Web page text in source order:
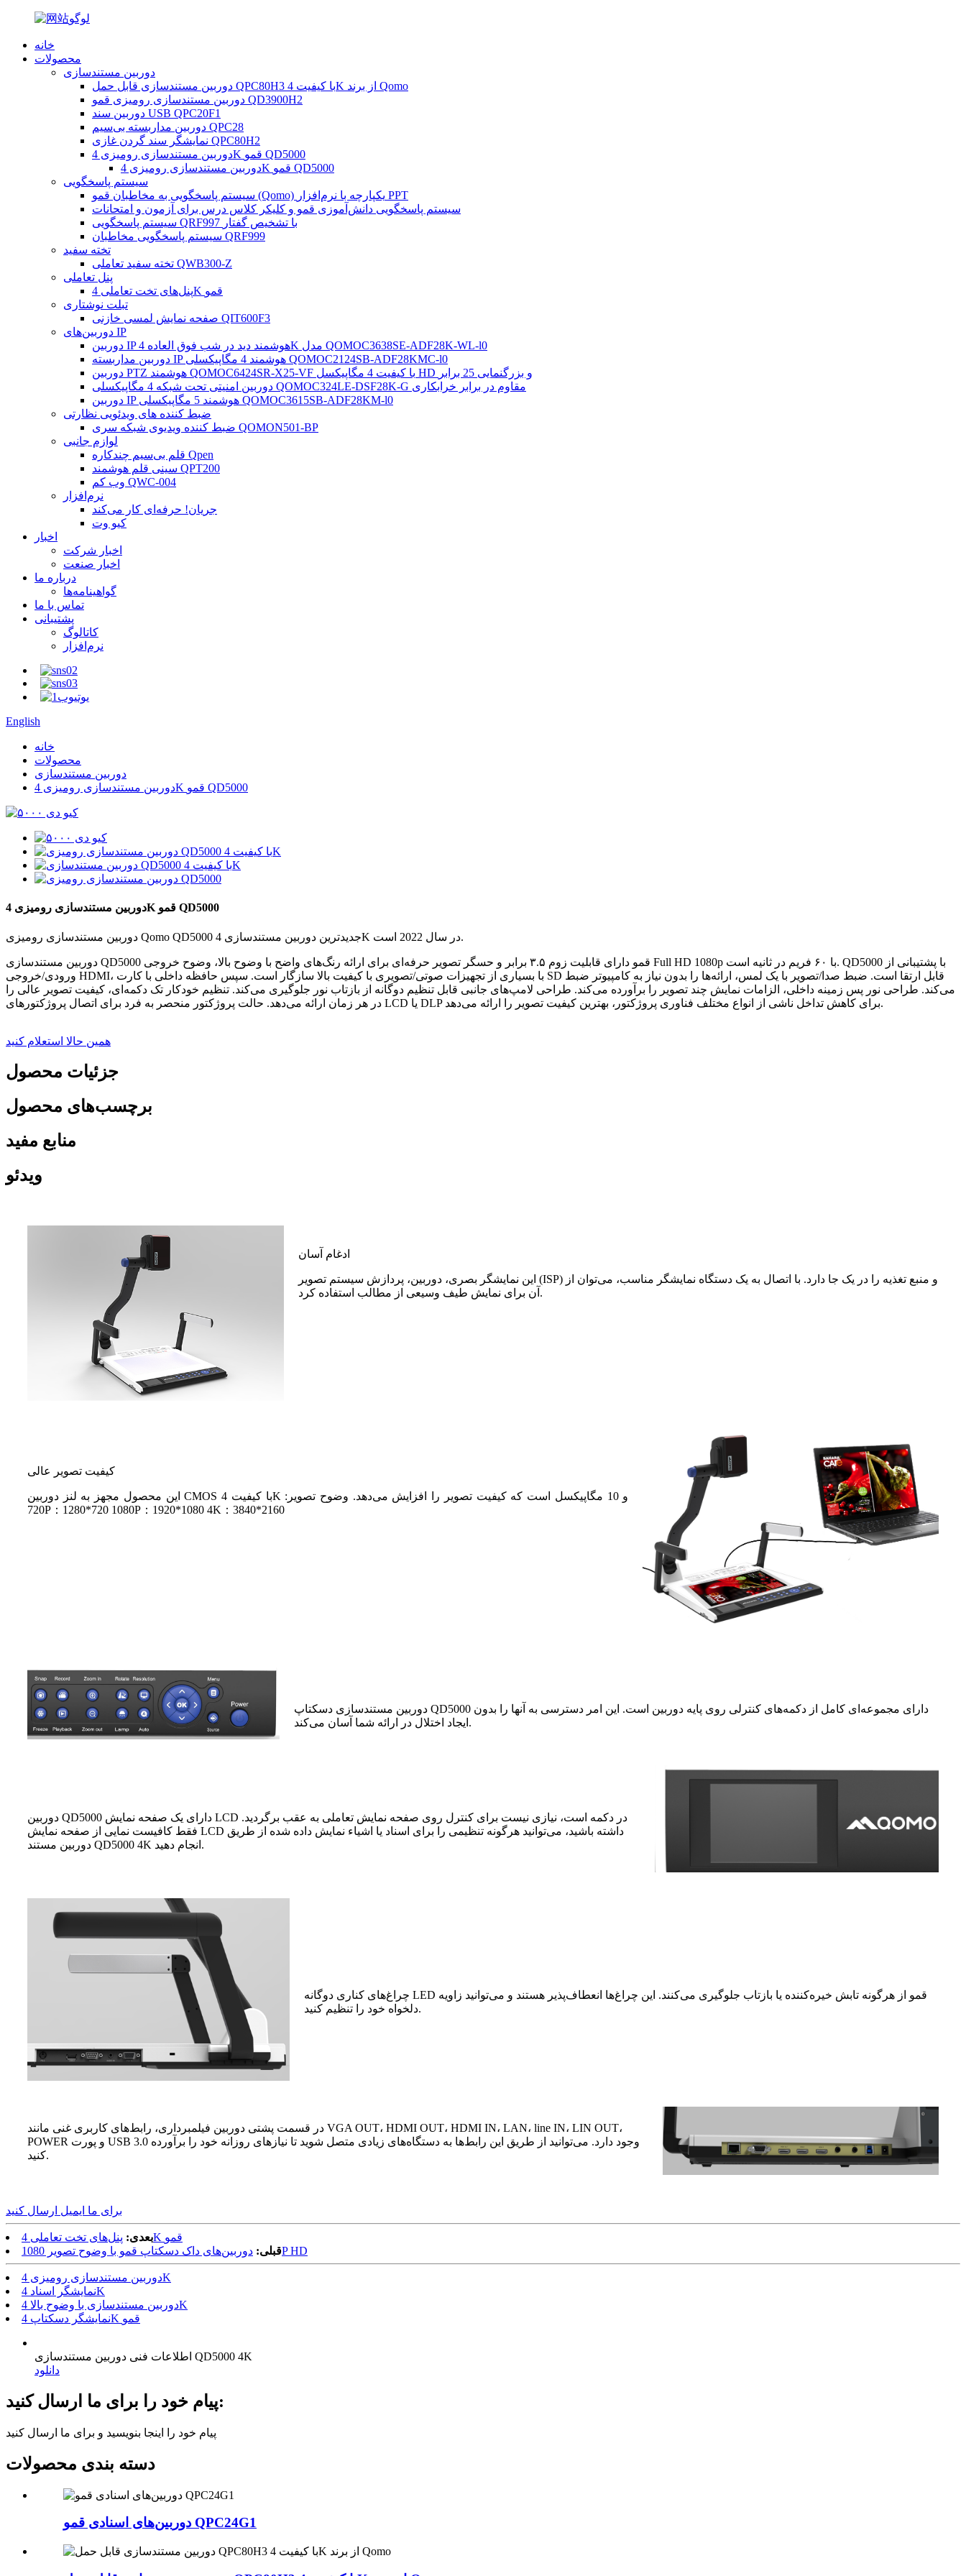
خانه
محصولات
دوربین مستندسازی
دوربین مستندسازی قابل حمل QPC80H3 با کیفیت 4K از برند Qomo
دوربین مستندسازی رومیزی قمو QD3900H2
دوربین سند USB QPC20F1
دوربین مداربسته بی‌سیم QPC28
نمایشگر سند گردن غازی QPC80H2
دوربین مستندسازی رومیزی 4K قمو QD5000
دوربین مستندسازی رومیزی 4K قمو QD5000
سیستم پاسخگویی
سیستم پاسخگویی به مخاطبان قمو (Qomo) یکپارچه با نرم‌افزار PPT
سیستم پاسخگویی دانش‌آموزی قمو و کلیکر کلاس درس برای آزمون و امتحانات
سیستم پاسخگویی QRF997 با تشخیص گفتار
سیستم پاسخگویی مخاطبان QRF999
تخته سفید
تخته سفید تعاملی QWB300-Z
پنل تعاملی
پنل‌های تخت تعاملی 4K قمو
تبلت نوشتاری
صفحه نمایش لمسی خازنی QIT600F3
دوربین‌های IP
دوربین IP هوشمند دید در شب فوق العاده 4K مدل QOMOC3638SE-ADF28K-WL-l0
دوربین مداربسته IP هوشمند 4 مگاپیکسلی QOMOC2124SB-ADF28KMC-l0
دوربین PTZ هوشمند QOMOC6424SR-X25-VF با کیفیت 4 مگاپیکسل HD و بزرگنمایی 25 برابر
دوربین امنیتی تحت شبکه 4 مگاپیکسلی QOMOC324LE-DSF28K-G مقاوم در برابر خرابکاری
دوربین IP هوشمند 5 مگاپیکسلی QOMOC3615SB-ADF28KM-l0
ضبط کننده های ویدئویی نظارتی
ضبط کننده ویدیوی شبکه سری QOMON501-BP
لوازم جانبی
قلم بی‌سیم چندکاره Qpen
سینی قلم هوشمند QPT200
وب کم QWC-004
نرم‌افزار
جریان! حرفه‌ای کار می‌کند
کیو وت
اخبار
اخبار شرکت
اخبار صنعت
درباره ما
گواهینامه‌ها
تماس با ما
پشتیبانی
کاتالوگ
نرم‌افزار
English
خانه
محصولات
دوربین مستندسازی
دوربین مستندسازی رومیزی 4K قمو QD5000
دوربین مستندسازی رومیزی 4K قمو QD5000
دوربین مستندسازی رومیزی Qomo QD5000 جدیدترین دوربین مستندسازی 4K در سال 2022 است.
دوربین مستندسازی QD5000 قمو دارای قابلیت زوم ۳.۵ برابر و حسگر تصویر حرفه‌ای برای ارائه رنگ‌های واضح با وضوح بالا، وضوح خروجی Full HD 1080p با ۶۰ فریم در ثانیه است. QD5000 با پشتیبانی از
ورودی/خروجی HDMI، با بسیاری از تجهیزات صوتی/تصویری با کیفیت بالا سازگار است. سپس حافظه داخلی با کارت SD قابل ارتقا است. ضبط صدا/تصویر با یک لمس، ارائه‌ها را بدون نیاز به کامپیوتر ضبط
می‌کند. طراحی نور پس زمینه داخلی، الزامات نمایش چند تصویر را برآورده می‌کند. طراحی لامپ‌های جانبی قابل تنظیم دوگانه از بازتاب نور جلوگیری می‌کند. تنظیم خودکار تک دکمه‌ای، کیفیت تصویر عالی را
در هر زمان ارائه می‌دهد. حالت پروژکتور منحصر به فرد برای اتصال پروژکتورهای LCD یا DLP برای کاهش تداخل ناشی از انواع مختلف فناوری پروژکتور، بهترین کیفیت تصویر را ارائه می‌دهد.
همین حالا استعلام کنید
جزئیات محصول
برچسب‌های محصول
منابع مفید
ویدئو
ادغام آسان
این نمایشگر بصری، دوربین، پردازش سیستم تصویر (ISP) و منبع تغذیه را در یک جا دارد. با اتصال به یک دستگاه نمایشگر مناسب، می‌توان از
آن برای نمایش طیف وسیعی از مطالب استفاده کرد.
کیفیت تصویر عالی
این محصول مجهز به لنز دوربین CMOS با کیفیت 4K و 10 مگاپیکسل است که کیفیت تصویر را افزایش می‌دهد. وضوح تصویر:
720P：1280*720 1080P：1920*1080 4K：3840*2160
دوربین مستندسازی دسکتاپ QD5000 دارای مجموعه‌ای کامل از دکمه‌های کنترلی روی پایه دوربین است. این امر دسترسی به آنها را بدون
ایجاد اختلال در ارائه شما آسان می‌کند.
دوربین QD5000 دارای یک صفحه نمایش LCD در دکمه است، نیازی نیست برای کنترل روی صفحه نمایش تعاملی به عقب برگردید.
فقط کافیست نمایی از صفحه نمایش LCD داشته باشید، می‌توانید هرگونه تنظیمی را برای اسناد یا اشیاء نمایش داده شده از طریق
دوربین مستند QD5000 4K انجام دهید.
چراغ‌های کناری دوگانه LED قمو از هرگونه تابش خیره‌کننده یا بازتاب جلوگیری می‌کنند. این چراغ‌ها انعطاف‌پذیر هستند و می‌توانید زاویه
دلخواه خود را تنظیم کنید.
در قسمت پشتی دوربین فیلمبرداری، رابط‌های کاربری غنی مانند VGA OUT، HDMI OUT، HDMI IN، LAN، line IN، LIN OUT،
POWER و پورت USB 3.0 وجود دارد. می‌توانید از طریق این رابط‌ها به دستگاه‌های زیادی متصل شوید تا نیازهای روزانه خود را برآورده
کنید.
برای ما ایمیل ارسال کنید
بعدی:
پنل‌های تخت تعاملی 4K قمو
قبلی:دوربین‌های داک دسکتاپ قمو با وضوح تصویر 1080P HD
دوربین مستندسازی رومیزی 4K
نمایشگر اسناد 4K
دوربین مستندسازی با وضوح بالا 4K
نمایشگر دسکتاپ 4K قمو
اطلاعات فنی دوربین مستندسازی QD5000 4K
دانلود
پیام خود را برای ما ارسال کنید:
پیام خود را اینجا بنویسید و برای ما ارسال کنید
دسته بندی محصولات
دوربین‌های اسنادی قمو QPC24G1